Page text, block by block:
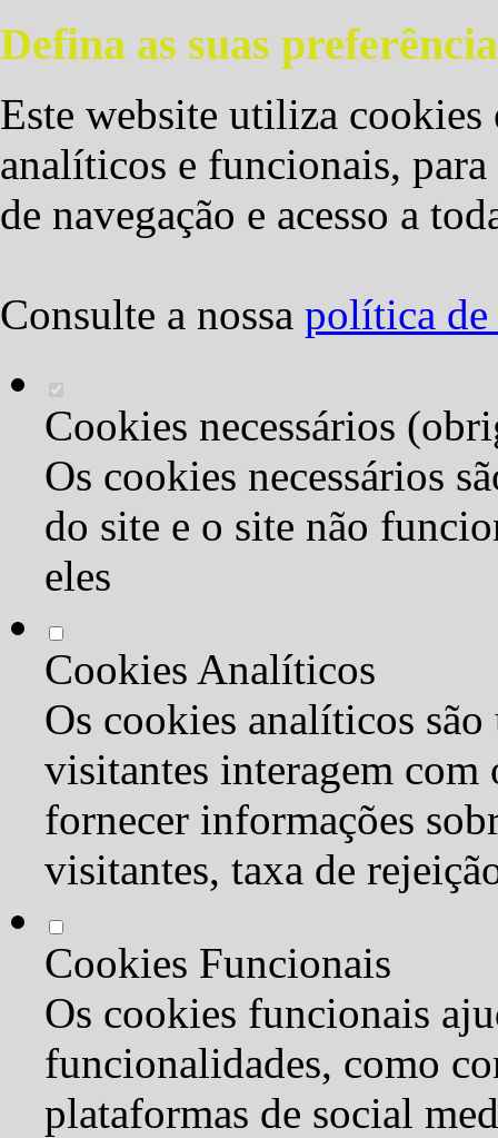
Defina as suas
Este website utiliza cookies
analíticos e funcionais,
de navegação e acesso a
Consulte a nossa política de
Cookies necessários
Os cookies necessários
do site e o site não
eles
Cookies Analíticos
Os cookies analíticos são
visitantes interagem com
fornecer informações
visitantes, taxa de
Cookies Funcionais
Os cookies funcionais
funcionalidades, como
plataformas de social